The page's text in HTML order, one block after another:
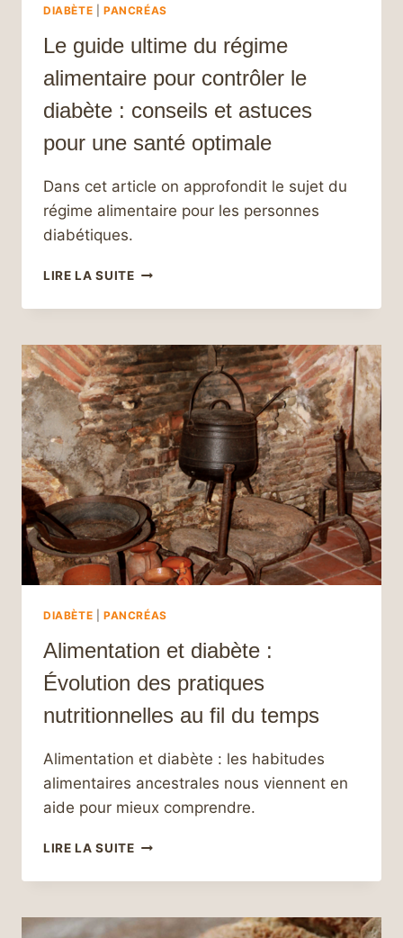
DIABÈTE PANCRÉAS
Le guide ultime du régime
alimentaire pour contrôler le
diabète : conseils et astuces
pour une santé optimale
Dans cet article on approfondit le sujet du
régime alimentaire pour les personnes
diabétiques.
LIRE LA SUITELE
ULTIME
RÉGIME
ALIMENTAIRE
POUR
CONTRÔLER
LE
DIABÈTE :
CONSEILS
ET
ASTUCES
POUR
UNE
SANTÉ
OPTIMALE
DIABÈTE PANCRÉAS
Alimentation et diabète :
Évolution des pratiques
nutritionnelles au fil du temps
Alimentation et diabète : les habitudes
alimentaires ancestrales nous viennent en
aide pour mieux comprendre.
LIRE LA SUITEALIMENTATION
DIABÈTE
ÉVOLUTION